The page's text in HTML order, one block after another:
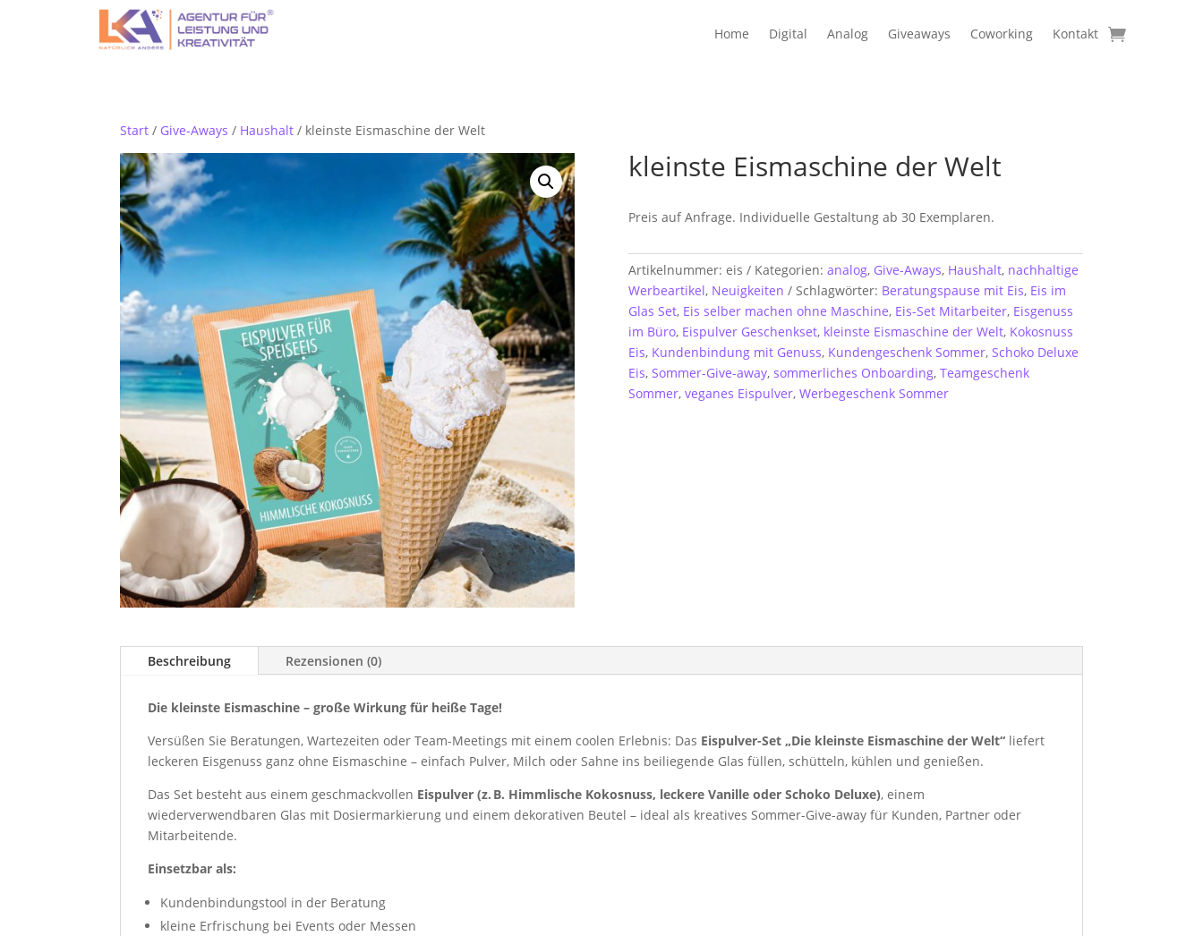
Home Digital Analog Giveaways Coworking Kontakt
Start / Give-Aways / Haushalt / kleinste Eismaschine der Welt
kleinste Eismaschine der Welt
Preis auf Anfrage. Individuelle Gestaltung ab 30 Exemplaren.
Artikelnummer: eis Kategorien: analog, Give-Aways, Haushalt, nachhaltige
Werbeartikel, Neuigkeiten Schlagwörter: Beratungspause mit Eis, Eis im
Glas Set, Eis selber machen ohne Maschine, Eis-Set Mitarbeiter, Eisgenuss
im Büro, Eispulver Geschenkset, kleinste Eismaschine der Welt, Kokosnuss
Eis, Kundenbindung mit Genuss, Kundengeschenk Sommer, Schoko Deluxe
Eis, Sommer-Give-away, sommerliches Onboarding, Teamgeschenk
Sommer, veganes Eispulver, Werbegeschenk Sommer
Beschreibung Rezensionen (0)
Die kleinste Eismaschine – große Wirkung für heiße Tage!
Versüßen Sie Beratungen, Wartezeiten oder Team-Meetings mit einem coolen Erlebnis: Das Eispulver-Set „Die kleinste Eismaschine der Welt“ liefert
leckeren Eisgenuss ganz ohne Eismaschine – einfach Pulver, Milch oder Sahne ins beiliegende Glas füllen, schütteln, kühlen und genießen.
Das Set besteht aus einem geschmackvollen Eispulver (z. B. Himmlische Kokosnuss, leckere Vanille oder Schoko Deluxe), einem
wiederverwendbaren Glas mit Dosiermarkierung und einem dekorativen Beutel – ideal als kreatives Sommer-Give-away für Kunden, Partner oder
Mitarbeitende.
Einsetzbar als:
Kundenbindungstool in der Beratung
kleine Erfrischung bei Events oder Messen